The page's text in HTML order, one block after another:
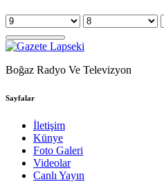
Boğaz Radyo Ve Televizyon
Sayfalar
İletişim
Künye
Foto Galeri
Videolar
Canlı Yayın